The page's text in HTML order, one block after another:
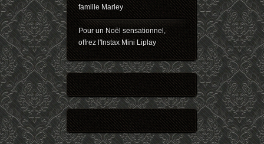
famille Marley
Pour un Noël sensationnel,
offrez l'Instax Mini Liplay